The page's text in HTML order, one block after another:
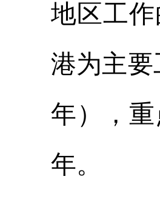
地区工作
港为主
年）
，
年。